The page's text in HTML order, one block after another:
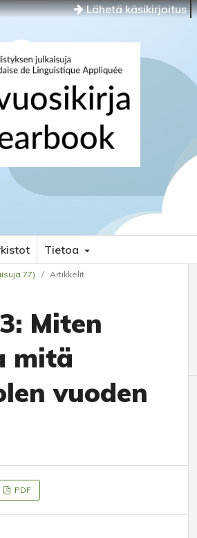
Lähetä käsikirjoitus
Tietoa
77) / Artikkelit
Miten
mitä
vuoden
PDF